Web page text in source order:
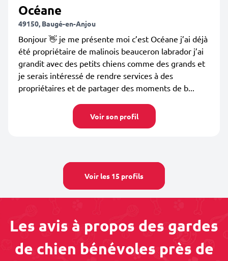
Océane
49150, Baugé-en-Anjou
Bonjour 👋 je me présente moi c’est Océane j’ai déjà
été propriétaire de malinois beauceron labrador j’ai
grandit avec des petits chiens comme des grands et
je serais intéressé de rendre services à des
propriétaires et de partager des moments de b...
Voir son profil
Voir les 15 profils
Les avis à propos des gardes
de chien bénévoles près de